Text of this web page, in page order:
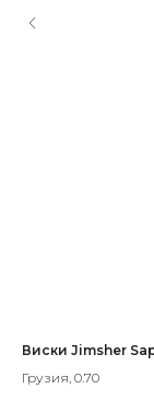
Виски Jimsher
Грузия, 0.70